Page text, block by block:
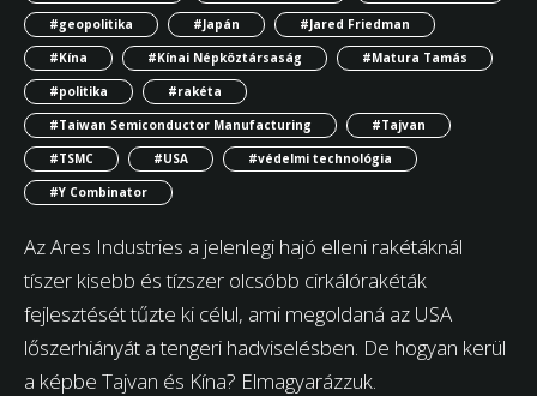
#geopolitika
#Japán
#Jared Friedman
#Kína
#Kínai Népköztársaság
#Matura Tamás
#politika
#rakéta
#Taiwan Semiconductor Manufacturing
#Tajvan
#TSMC
#USA
#védelmi technológia
#Y Combinator
Az Ares Industries a jelenlegi hajó elleni rakétáknál
tíszer kisebb és tízszer olcsóbb cirkálórakéták
fejlesztését tűzte ki célul, ami megoldaná az USA
lőszerhiányát a tengeri hadviselésben. De hogyan kerül
a képbe Tajvan és Kína? Elmagyarázzuk.